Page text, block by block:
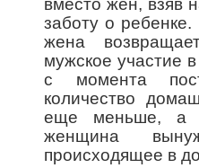
вместо жен, взяв
заботу о ребенке.
жена
мужское участие
с момента
количество
еще меньше, а
женщина
происходящее в